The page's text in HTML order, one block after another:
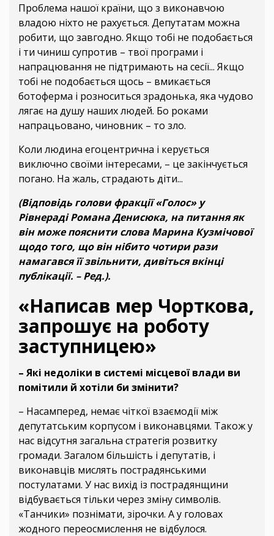
Проблема нашої країни, що з виконавчою
владою ніхто не рахується. Депутатам можна
робити, що завгодно. Якщо тобі не подобається
і ти чиниш супротив – твої програми і
напрацювання не підтримають на сесії... Якщо
тобі не подобається щось – вмикається
ботоферма і розноситься зрадонька, яка чудово
лягає на душу наших людей. Бо роками
напрацьовано, чиновник – то зло.
Коли людина егоцентрична і керується
виключно своїми інтересами, – це закінчується
погано. На жаль, страдають діти...
(Відповідь голови фракції «Голос» у
Рівнераді Романа Денисюка, на питання як
він може пояснити слова Марина Кузмічової
щодо того, що він нібито чотири рази
намагався її звільнити, дивіться вкінці
публікації. – Ред.).
«Написав мер Чорткова,
запрошує на роботу
заступницею»
– Які недоліки в системі місцевої влади ви
помітили й хотіли би змінити?
– Насамперед, немає чіткої взаємодії між
депутатським корпусом і виконавцями. Також у
нас відсутня загальна стратегія розвитку
громади. Загалом більшість і депутатів, і
виконавців мислять пострадянськими
постулатами. У нас вихід із пострадянщини
відбувається тільки через зміну символів.
«Танчики» познімати, зірочки. А у головах
жодного переосмислення не відбулося.